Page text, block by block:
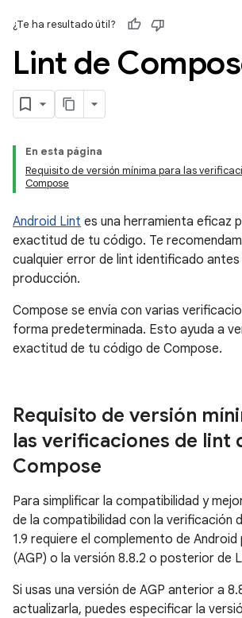
¿Te ha resultado útil?
Lint de
En esta página
Requisito de versión mínima para las
Compose
Android Lint es una herramienta eficaz
exactitud de tu código. Te
cualquier error de lint identificado antes
producción.
Compose se envía con varias
forma predeterminada. Esto ayuda a
exactitud de tu código de Compose.
Requisito de versión
las verificaciones de lint
Compose
Para simplificar la compatibilidad y
de la compatibilidad con la verificación
1.9 requiere el complemento de Android
(AGP) o la versión 8.8.2 o posterior de
Si usas una versión de AGP anterior a
actualizarla, puedes especificar la